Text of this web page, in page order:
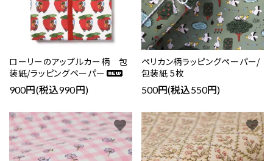
ローリーのアップルカー柄 包
装紙/ラッピングペーパー
900円(税込990円)
ペリカン柄ラッピングペーパー/
包装紙 5枚
500円(税込550円)
favorite favorite